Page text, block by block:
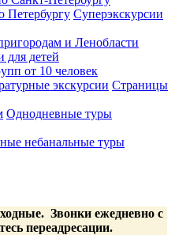
Петербургу Суперэкскурсии
и Ленобласти
для детей
от 10 человек
экскурсии Страницы
Однодневные туры
небанальные туры
Звонки ежедневно с
переадресации.